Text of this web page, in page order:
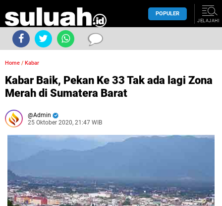
POPULER
JELAJAHI
Home / Kabar
Kabar Baik, Pekan Ke 33 Tak ada lagi Zona
Merah di Sumatera Barat
Admin
25 Oktober 2020, 21:47 WIB